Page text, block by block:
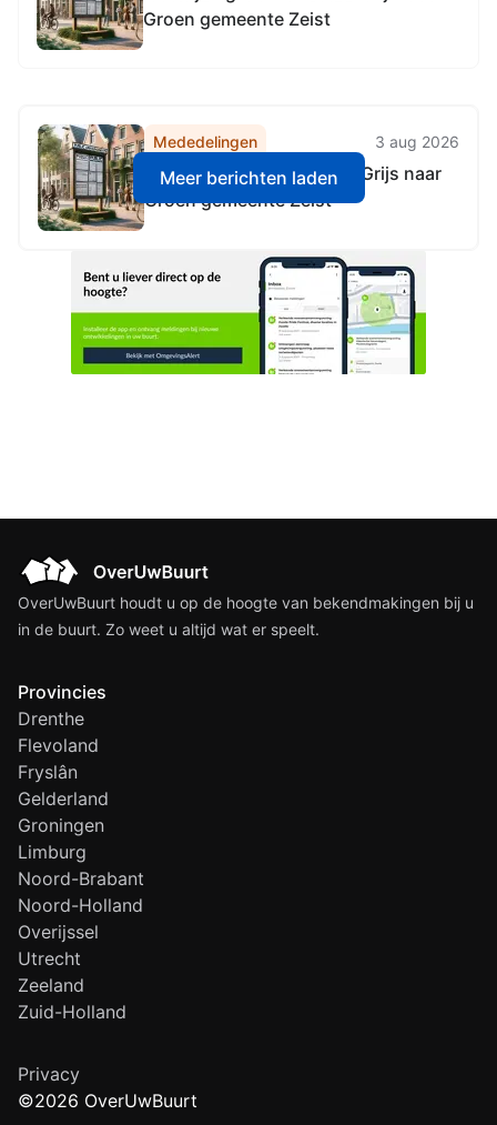
Groen gemeente Zeist
Mededelingen 3 aug 2026
Aanwijzingsbesluit DAEB Grijs naar
Groen gemeente Zeist
Meer berichten laden
OverUwBuurt houdt u op de hoogte van bekendmakingen bij u
in de buurt. Zo weet u altijd wat er speelt.
Provincies
Drenthe
Flevoland
Fryslân
Gelderland
Groningen
Limburg
Noord-Brabant
Noord-Holland
Overijssel
Utrecht
Zeeland
Zuid-Holland
Privacy
©2026 OverUwBuurt